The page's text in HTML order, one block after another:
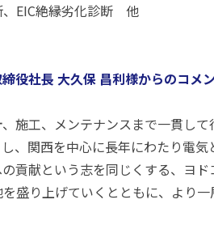
、EIC絶縁劣化診断 他
役社長 大久保 昌利様からのコメン
施工、メンテナンスまで一貫し
、関西を中心に長年にわたり電
貢献という志を同じくする、ヨ
盛り上げていくとともに、より